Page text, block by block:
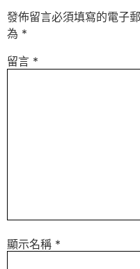
發佈留言必須填寫的電子
為 *
留言 *
顯示名稱 *